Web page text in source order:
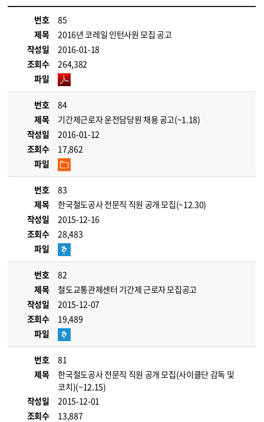
번호
85
제목
2016년 코레일 인턴사원 모집 공고
작성일
2016-01-18
조회수
264,382
파일
번호
84
제목
기간제근로자 운전담당원 채용 공고(~1.18)
작성일
2016-01-12
조회수
17,862
파일
번호
83
제목
한국철도공사 전문직 직원 공개 모집(~12.30)
작성일
2015-12-16
조회수
28,483
파일
번호
82
제목
철도교통관제센터 기간제 근로자 모집공고
작성일
2015-12-07
조회수
19,489
파일
번호
81
제목
한국철도공사 전문직 직원 공개 모집(사이클단 감독 및
코치)(~12.15)
작성일
2015-12-01
조회수
13,887